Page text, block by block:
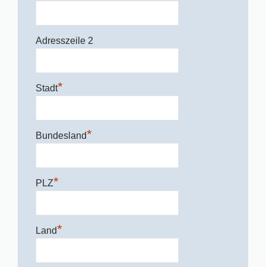
Adresszeile 2
Stadt*
Bundesland*
PLZ*
Land*